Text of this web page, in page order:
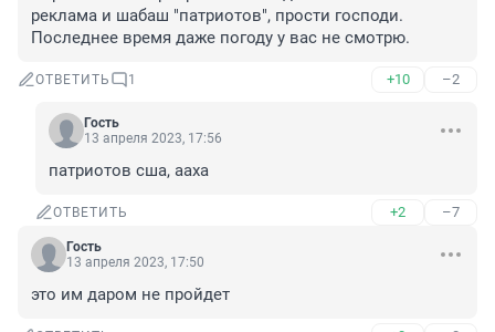
реклама и шабаш "патриотов", прости господи.
Последнее время даже погоду у вас не смотрю.
ОТВЕТИТЬ 1 +10 –2
Гость
13 апреля 2023, 17:56
патриотов сша, ааха
ОТВЕТИТЬ +2 –7
Гость
13 апреля 2023, 17:50
это им даром не пройдет